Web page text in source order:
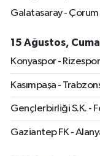
Galatasaray - Çorum
15 Ağustos,
Konyaspor - Rizespor
Kasımpaşa -
Gençlerbirliği S.K. -
Gaziantep FK -